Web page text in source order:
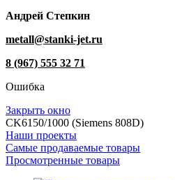
Андрей Степкин
metall@stanki-jet.ru
8 (967) 555 32 71
Ошибка
Закрыть окно
CK6150/1000 (Siemens 808D)
Наши проекты
Самые продаваемые товары
Просмотренные товары